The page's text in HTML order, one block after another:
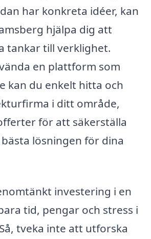
har konkreta idéer, kan
hjälpa dig att
tankar till verklighet.
en plattform som
kan du enkelt hitta och
i ditt område,
för att säkerställa
lösningen för dina
investering i en
tid, pengar och stress i
tveka inte att utforska